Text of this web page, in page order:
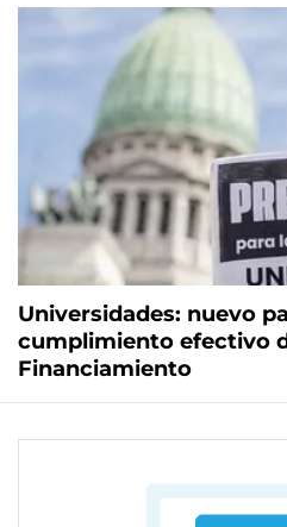
Universidades: nuevo
cumplimiento efectivo
Financiamiento